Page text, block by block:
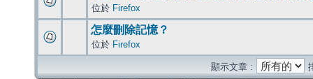
位於 Firefox
怎麼刪除記憶？
位於 Firefox
顯示文章 :